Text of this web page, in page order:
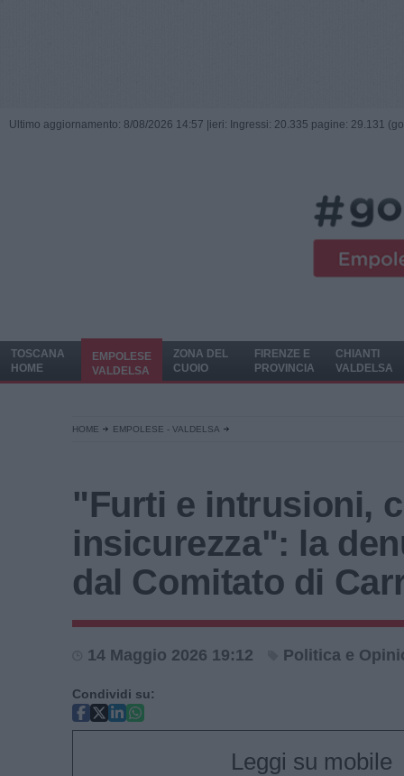
Ultimo aggiornamento: 8/08/2026 14:57 | ieri: Ingressi: 20.335 pagine: 29.131
TOSCANA
HOME
EMPOLESE
VALDELSA
ZONA DEL
CUOIO
FIRENZE E
PROVINCIA
CHIANTI
VALDELSA
HOME EMPOLESE - VALDELSA
"Furti e intrusioni,
insicurezza": la
dal Comitato di
14 Maggio 2026 19:12 Politica e
Condividi su:
Leggi su mobile